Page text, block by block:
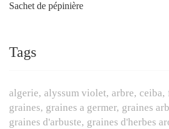
Sachet de pépinière
Tags
algerie alyssum violet arbre ceiba
graines graines a germer graines
graines d'arbuste graines d'herbes